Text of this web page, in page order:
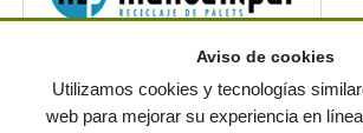
Aviso de cookies
Utilizamos cookies y tecnologías
web para mejorar su experiencia en